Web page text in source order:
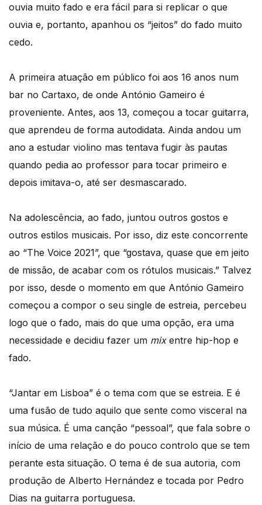
ouvia muito fado e era fácil para si replicar o que
ouvia e, portanto, apanhou os “jeitos” do fado muito
cedo.
A primeira atuação em público foi aos 16 anos num
bar no Cartaxo, de onde António Gameiro é
proveniente. Antes, aos 13, começou a tocar guitarra,
que aprendeu de forma autodidata. Ainda andou um
ano a estudar violino mas tentava fugir às pautas
quando pedia ao professor para tocar primeiro e
depois imitava-o, até ser desmascarado.
Na adolescência, ao fado, juntou outros gostos e
outros estilos musicais. Por isso, diz este concorrente
ao “The Voice 2021”, que “gostava, quase que em jeito
de missão, de acabar com os rótulos musicais.” Talvez
por isso, desde o momento em que António Gameiro
começou a compor o seu single de estreia, percebeu
logo que o fado, mais do que uma opção, era uma
necessidade e decidiu fazer um mixentre hip-hop e
fado.
“Jantar em Lisboa” é o tema com que se estreia. E é
uma fusão de tudo aquilo que sente como visceral na
sua música. É uma canção “pessoal”, que fala sobre o
início de uma relação e do pouco controlo que se tem
perante esta situação. O tema é de sua autoria, com
produção de Alberto Hernández e tocada por Pedro
Dias na guitarra portuguesa.